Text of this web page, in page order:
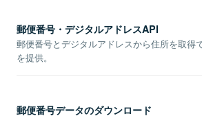
郵便番号・デジタルアドレスAPI
郵便番号とデジタルアドレスから住所を取得
を提供。
郵便番号データのダウンロード